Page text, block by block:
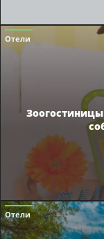
Отели
Отели